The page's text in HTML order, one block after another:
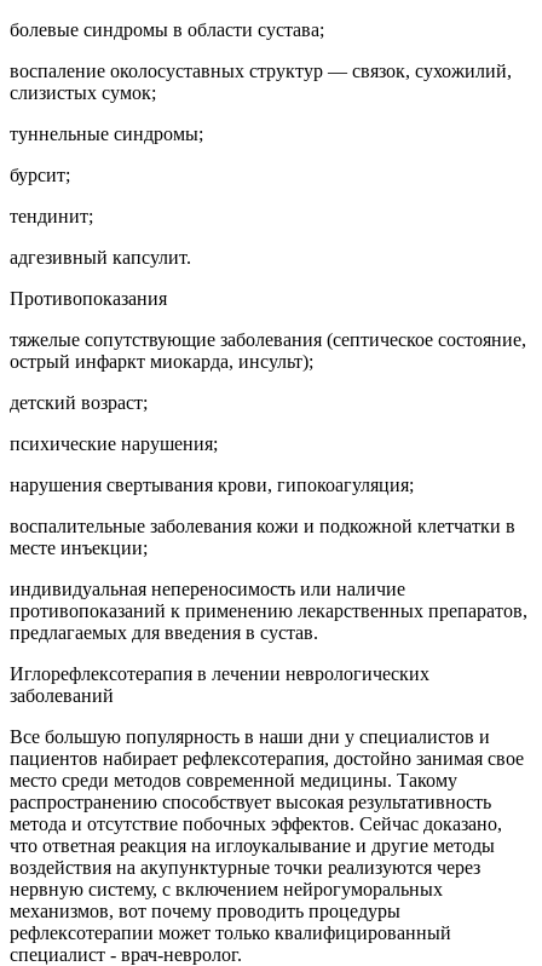
болевые синдромы в области сустава;
воспаление околосуставных структур — связок, сухожилий,
слизистых сумок;
туннельные синдромы;
бурсит;
тендинит;
адгезивный капсулит.
Противопоказания
тяжелые сопутствующие заболевания (септическое состояние,
острый инфаркт миокарда, инсульт);
детский возраст;
психические нарушения;
нарушения свертывания крови, гипокоагуляция;
воспалительные заболевания кожи и подкожной клетчатки в
месте инъекции;
индивидуальная непереносимость или наличие
противопоказаний к применению лекарственных препаратов,
предлагаемых для введения в сустав.
Иглорефлексотерапия в лечении неврологических
заболеваний
Все большую популярность в наши дни у специалистов и
пациентов набирает рефлексотерапия, достойно занимая свое
место среди методов современной медицины. Такому
распространению способствует высокая результативность
метода и отсутствие побочных эффектов. Сейчас доказано,
что ответная реакция на иглоукалывание и другие методы
воздействия на акупунктурные точки реализуются через
нервную систему, с включением нейрогуморальных
механизмов, вот почему проводить процедуры
рефлексотерапии может только квалифицированный
специалист - врач-невролог.